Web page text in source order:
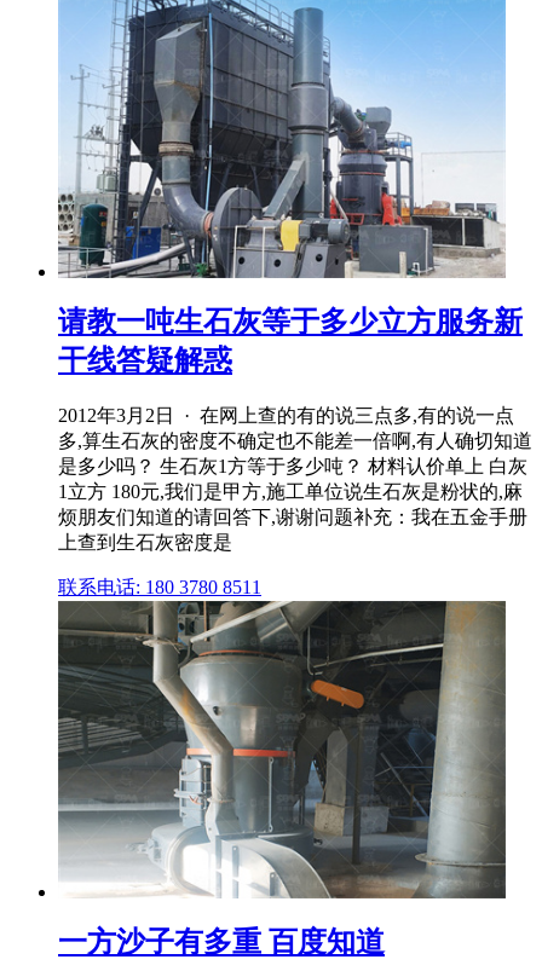
请教一吨生石灰等于多少立方服务新
干线答疑解惑
2012年3月2日 · 在网上查的有的说三点多,有的说一点
多,算生石灰的密度不确定也不能差一倍啊,有人确切知道
是多少吗？ 生石灰1方等于多少吨？ 材料认价单上 白灰
1立方 180元,我们是甲方,施工单位说生石灰是粉状的,麻
烦朋友们知道的请回答下,谢谢问题补充：我在五金手册
上查到生石灰密度是
联系电话: 180 3780 8511
一方沙子有多重 百度知道